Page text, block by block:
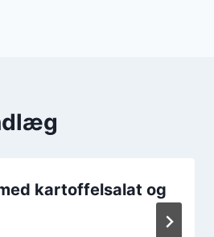
kartoffelsalat og